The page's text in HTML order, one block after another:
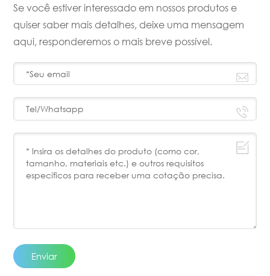
Se você estiver interessado em nossos produtos e
quiser saber mais detalhes, deixe uma mensagem
aqui, responderemos o mais breve possível.
Enviar